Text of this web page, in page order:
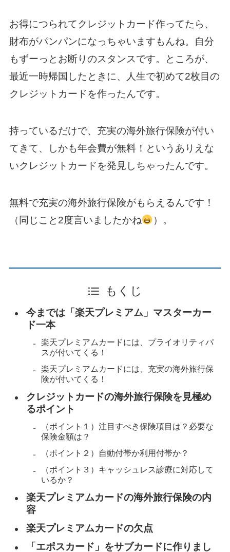
お得につられてクレジットカード作ってたら、
財布がパンパンになっちゃいますもんね。自分
もずーっとお断りのスタンスです。ところが、
最近一時帰国したときに、人生で初めて2枚目の
クレジットカードを作ったんです。
持っているだけで、充実の海外旅行保険が付い
てきて、しかも年会費が無料！というありえな
いクレジットカードを発見しちゃったんです。
無料で充実の海外旅行保険がもらえるんです！
（同じこと2度言いましたかね
）。
もくじ
今までは「楽天プレミアム」マスターカー
ド一本
楽天プレミアムカードには、プライオリティパ
スが付いてくる！
楽天プレミアムカードには、充実の海外旅行保
険が付いてくる！
クレジットカードの海外旅行保険を見極め
るポイント
（ポイント１）注目すべき保険項目は？必要な
保険金額は？
（ポイント２）自動付帯か利用付帯か？
（ポイント３）キャッシュレス診療に対応して
いるか？
楽天プレミアムカードの海外旅行保険の内
容
楽天プレミアムカードの欠点
「エポスカード」をサブカードに作りまし